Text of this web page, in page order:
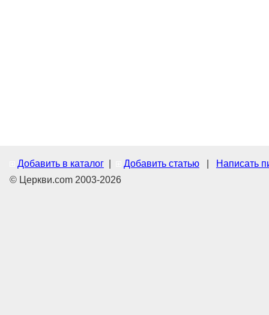
Добавить в каталог Добавить статью
Написать
© Церкви.com 2003-2026